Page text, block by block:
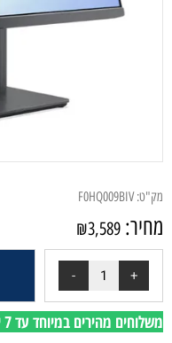
מק"ט: F0HQ009BIV
מחיר: ₪3,589
משלוחים מהירים במיוחד עד 7 ימי עסקים